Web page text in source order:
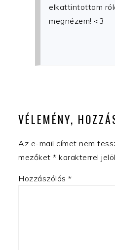
elkattintottam
megnézem! <3
VÉLEMÉNY,
Az e-mail címet nem
mezőket * karakterrel
Hozzászólás *